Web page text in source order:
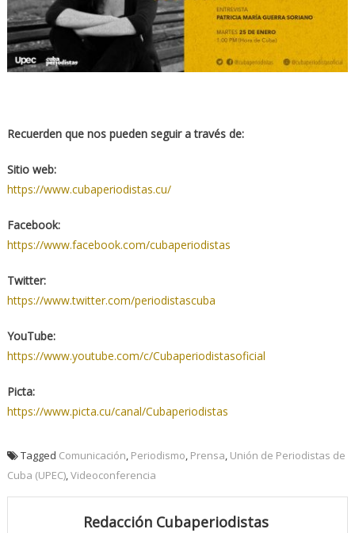
Recuerden que nos pueden seguir a través de:
Sitio web:
https://www.cubaperiodistas.cu/
Facebook:
https://www.facebook.com/cubaperiodistas
Twitter:
https://www.twitter.com/periodistascuba
YouTube:
https://www.youtube.com/c/Cubaperiodistasoficial
Picta:
https://www.picta.cu/canal/Cubaperiodistas
Tagged Comunicación, Periodismo, Prensa, Unión de Periodistas de
Cuba (UPEC),Videoconferencia
Redacción Cubaperiodistas